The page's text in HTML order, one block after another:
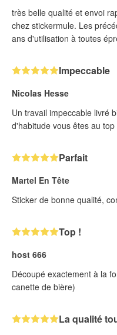
très belle qualité et envoi
chez stickermule. Les
ans d'utilisation à toutes
Impeccable
Nicolas Hesse
Un travail impeccable livré
d'habitude vous êtes au top
Parfait
Martel En Tête
Sticker de bonne qualité,
Top !
host 666
Découpé exactement à la
canette de bière)
La qualité